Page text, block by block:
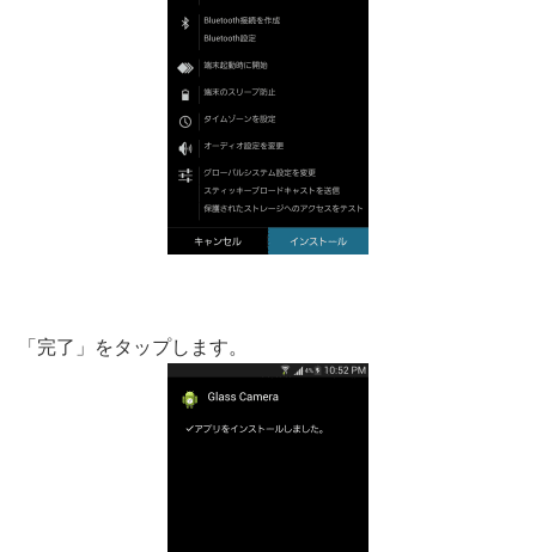
「完了」をタップします。